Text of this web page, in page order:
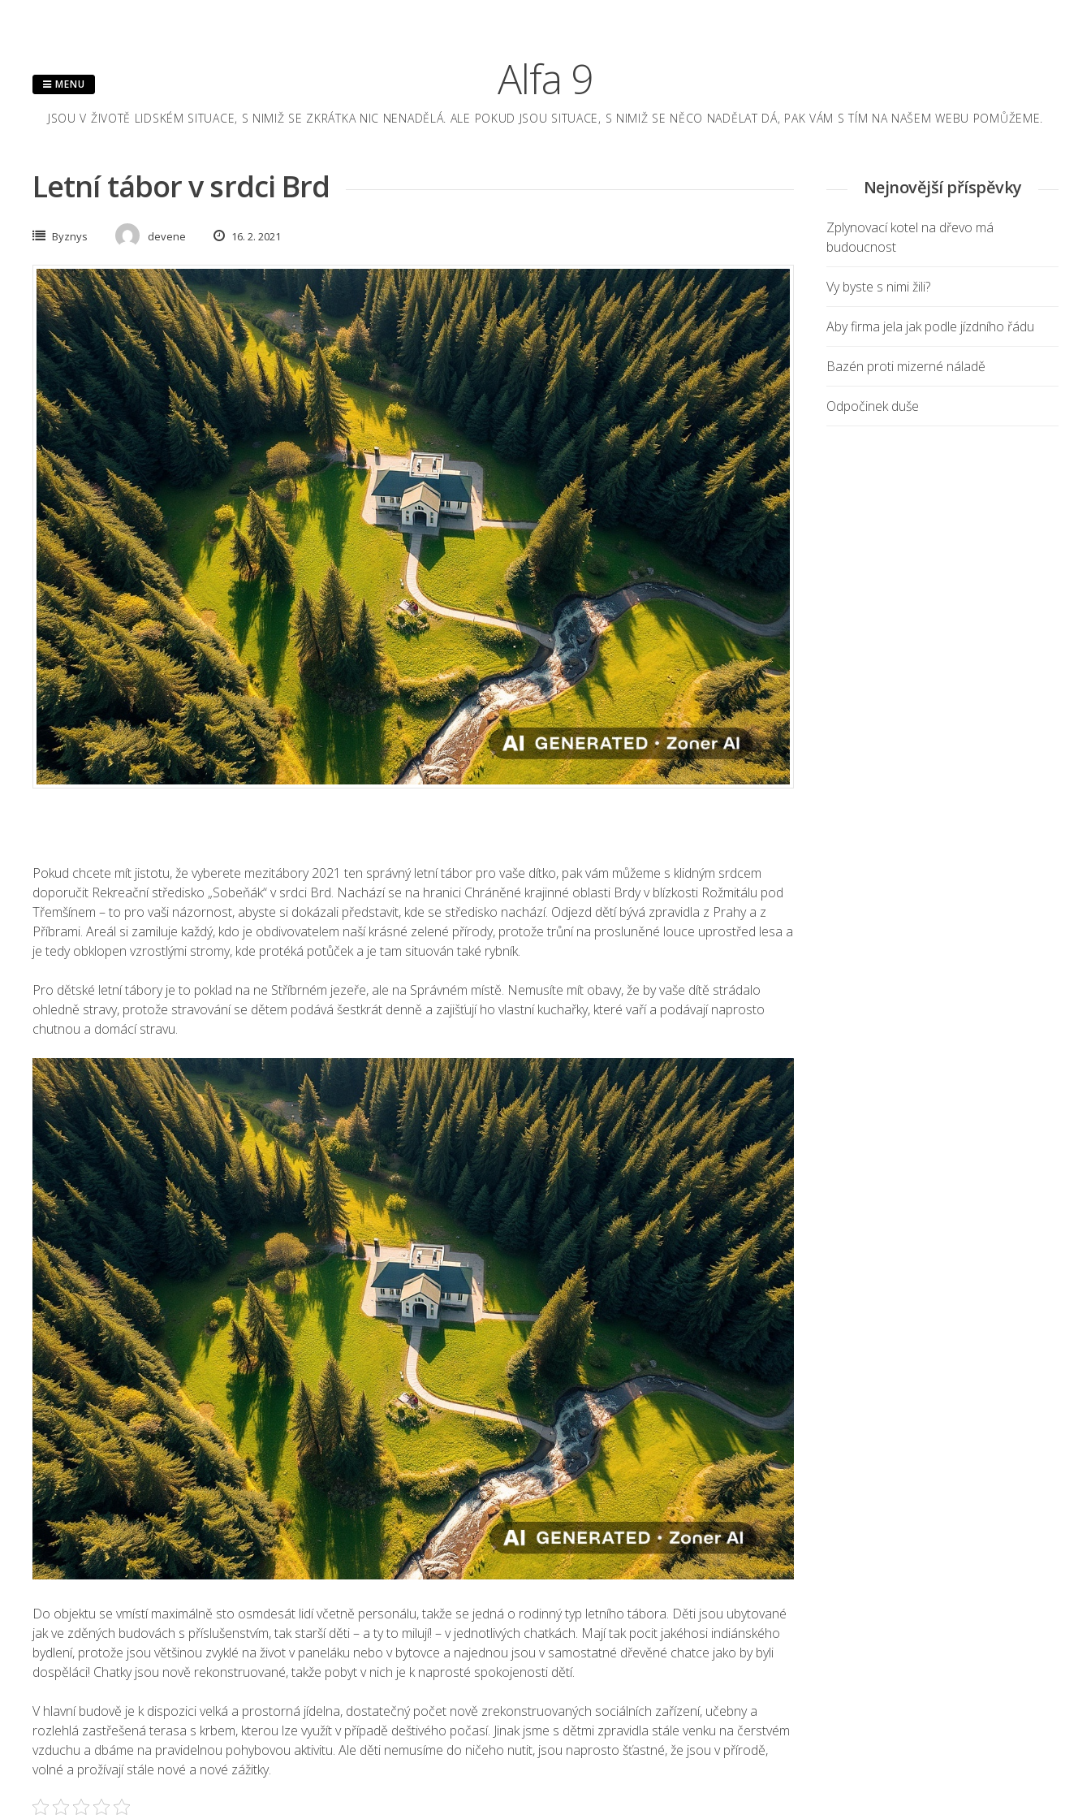
Alfa 9
JSOU V ŽIVOTĚ LIDSKÉM SITUACE, S NIMIŽ SE ZKRÁTKA NIC NENADĚLÁ. ALE POKUD JSOU SITUACE, S NIMIŽ SE NĚCO NADĚLAT DÁ, PAK VÁM S TÍM NA NAŠEM WEBU POMŮŽEME.
MENU
Letní tábor v srdci Brd
Byznys devene 16. 2. 2021
Pokud chcete mít jistotu, že vyberete mezitábory 2021 ten správný letní tábor pro vaše dítko, pak vám můžeme s klidným srdcem
doporučit Rekreační středisko „Sobeňák“ v srdci Brd. Nachází se na hranici Chráněné krajinné oblasti Brdy v blízkosti Rožmitálu pod
Třemšínem – to pro vaši názornost, abyste si dokázali představit, kde se středisko nachází. Odjezd dětí bývá zpravidla z Prahy a z
Příbrami. Areál si zamiluje každý, kdo je obdivovatelem naší krásné zelené přírody, protože trůní na prosluněné louce uprostřed lesa a
je tedy obklopen vzrostlými stromy, kde protéká potůček a je tam situován také rybník.
Pro dětské letní tábory je to poklad na ne Stříbrném jezeře, ale na Správném místě. Nemusíte mít obavy, že by vaše dítě strádalo
ohledně stravy, protože stravování se dětem podává šestkrát denně a zajišťují ho vlastní kuchařky, které vaří a podávají naprosto
chutnou a domácí stravu.
Do objektu se vmístí maximálně sto osmdesát lidí včetně personálu, takže se jedná o rodinný typ letního tábora. Děti jsou ubytované
jak ve zděných budovách s příslušenstvím, tak starší děti – a ty to milují! – v jednotlivých chatkách. Mají tak pocit jakéhosi indiánského
bydlení, protože jsou většinou zvyklé na život v paneláku nebo v bytovce a najednou jsou v samostatné dřevěné chatce jako by byli
dospěláci! Chatky jsou nově rekonstruované, takže pobyt v nich je k naprosté spokojenosti dětí.
V hlavní budově je k dispozici velká a prostorná jídelna, dostatečný počet nově zrekonstruovaných sociálních zařízení, učebny a
rozlehlá zastřešená terasa s krbem, kterou lze využít v případě deštivého počasí. Jinak jsme s dětmi zpravidla stále venku na čerstvém
vzduchu a dbáme na pravidelnou pohybovou aktivitu. Ale děti nemusíme do ničeho nutit, jsou naprosto šťastné, že jsou v přírodě,
volné a prožívají stále nové a nové zážitky.
Nejnovější příspěvky
Zplynovací kotel na dřevo má
budoucnost
Vy byste s nimi žili?
Aby firma jela jak podle jízdního řádu
Bazén proti mizerné náladě
Odpočinek duše